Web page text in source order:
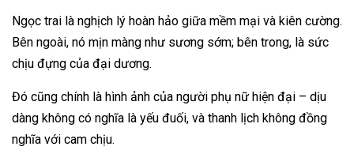
Ngọc trai là nghịch lý hoàn hảo giữa mềm mại và kiên cường.
Bên ngoài, nó mịn màng như sương sớm; bên trong, là sức
chịu đựng của đại dương.
Đó cũng chính là hình ảnh của người phụ nữ hiện đại – dịu
dàng không có nghĩa là yếu đuối, và thanh lịch không đồng
nghĩa với cam chịu.